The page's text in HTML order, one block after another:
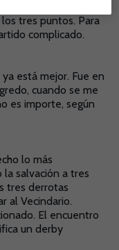
tres puntos. Para
complicado.
está mejor. Fue en
cuando se me
es importe, según
lo más
salvación a tres
tres derrotas
al Vecindario.
El encuentro
un derby